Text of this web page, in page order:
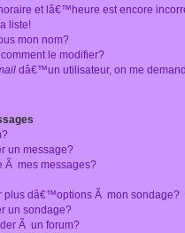
et lâ€™heure est encore
liste!
mon nom?
le modifier?
dâ€™un utilisateur, on me
un message?
Ã mes messages?
plus dâ€™options Ã mon sondage?
un sondage?
Ã un forum?